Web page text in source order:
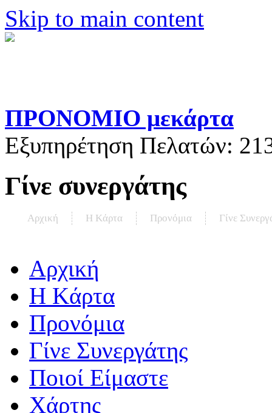
Skip to main content
ΠΡΟΝΟΜΙΟ μεκάρτα
Εξυπηρέτηση Πελατών:
Γίνε συνεργάτης
Αρχική Η Kάρτα Προνόμια Γίνε
Αρχική
Η Kάρτα
Προνόμια
Γίνε Συνεργάτης
Ποιοί Είμαστε
Χάρτης